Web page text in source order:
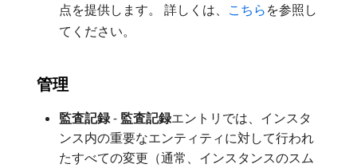
点を提供します。 詳しくは、 こちら を参照し
てください。
管理
監査記録- 監査記録​エントリでは、インスタ
ンス内の重要なエンティティに対して行われ
たすべての変更（通常、インスタンスのスム